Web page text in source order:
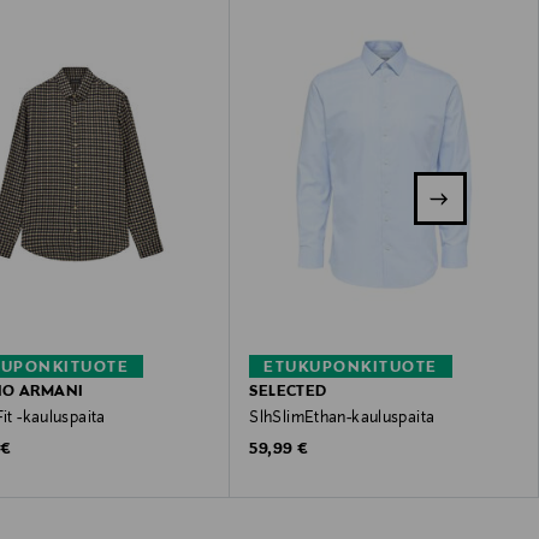
ARMANI
-kauluspaita
ETUKUPONKITUOTE
SELECTED
SlhSlimEthan-kauluspaita
Original Price
59,99 €